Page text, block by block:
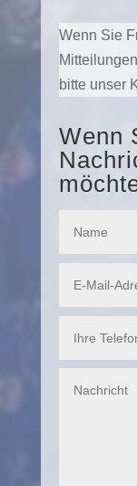
Wenn Sie
bitte unser
Wenn